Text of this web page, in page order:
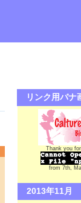
リンク用バナ
Thank you
from 7th,
2013年11月